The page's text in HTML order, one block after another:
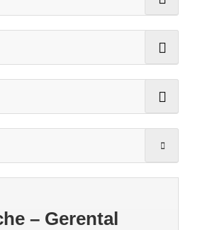
– Gerental